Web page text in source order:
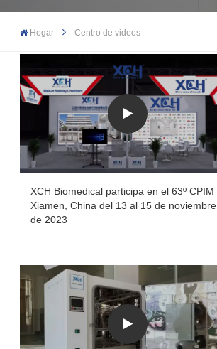
Hogar Centro de videos
XCH Biomedical participa en el 63º CPIM
Xiamen, China del 13 al 15 de noviembre
de 2023